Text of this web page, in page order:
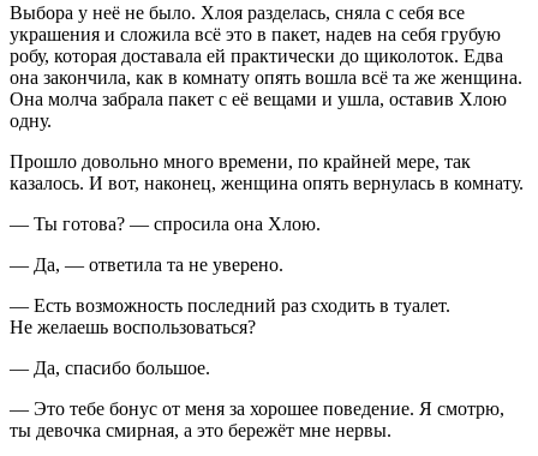
Выбора у неё не было. Хлоя разделась, сняла с себя все
украшения и сложила всё это в пакет, надев на себя грубую
робу, которая доставала ей практически до щиколоток. Едва
она закончила, как в комнату опять вошла всё та же женщина.
Она молча забрала пакет с её вещами и ушла, оставив Хлою
одну.
Прошло довольно много времени, по крайней мере, так
казалось. И вот, наконец, женщина опять вернулась в комнату.
— Ты готова? — спросила она Хлою.
— Да, — ответила та не уверено.
— Есть возможность последний раз сходить в туалет.
Не желаешь воспользоваться?
— Да, спасибо большое.
— Это тебе бонус от меня за хорошее поведение. Я смотрю,
ты девочка смирная, а это бережёт мне нервы.